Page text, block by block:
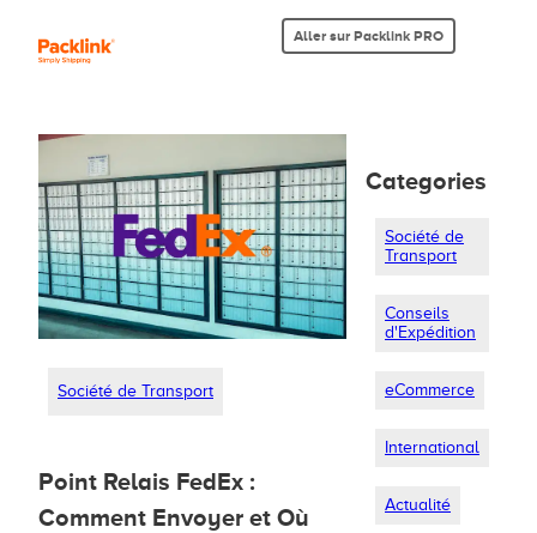
Aller sur Packlink PRO
Société de Transport
Point Relais FedEx :
Comment Envoyer et Où
Categories
Société de
Transport
Conseils
d'Expédition
eCommerce
International
Actualité